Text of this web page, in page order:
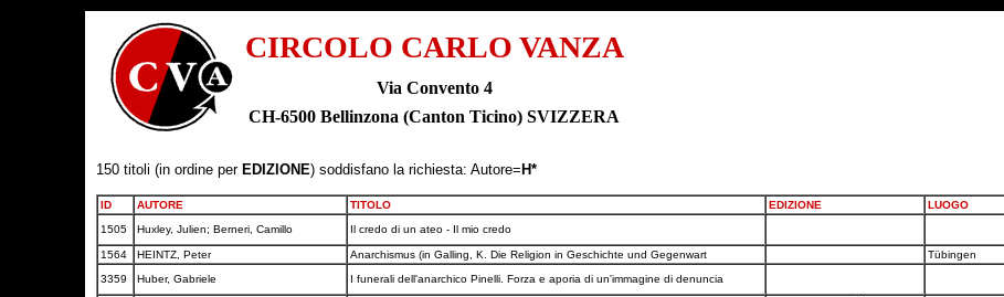
CIRCOLO CARLO VANZA
Via Convento 4
CH-6500 Bellinzona (Canton Ticino) SVIZZERA
150 titoli (in ordine per EDIZIONE) soddisfano la richiesta: Autore= H*
ID AUTORE TITOLO EDIZIONE LUOGO
1505
Huxley, Julien; Berneri, Camillo Il credo di un ateo - Il mio credo
1564 HEINTZ, Peter Anarchismus (in Galling, K. Die Religion in Geschichte und Gegenwart Tübingen
3359
Huber, Gabriele I funerali dell'anarchico Pinelli. Forza e aporia di un'immagine di denuncia